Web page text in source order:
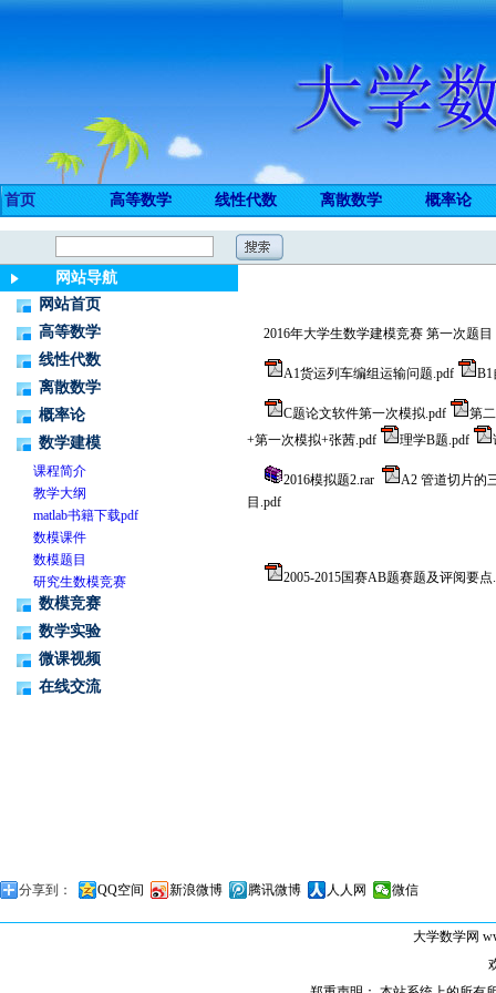
首页 高等数学 线性代数 离散数学 概率论
网站导航
网站首页
高等数学
线性代数
离散数学
概率论
数学建模
课程简介
教学大纲
matlab书籍下载pdf
数模课件
数模题目
研究生数模竞赛
数模竞赛
数学实验
微课视频
在线交流
2016年大学生数学建模竞赛 第一次题目
A1货运列车编组运输问题.pdf B1
C题论文软件第一次模拟.pdf
第
+第一次模拟+张茜.pdf
理学B题.pdf
2016模拟题2.rar
A2 管道切片的
目.pdf
2005-2015国赛AB题赛题及评阅要点
分享到： QQ空间 新浪微博 腾讯微博 人人网 微信
大学数学网